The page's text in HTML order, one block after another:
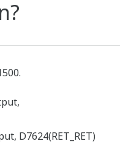
D7624(RET_RET)